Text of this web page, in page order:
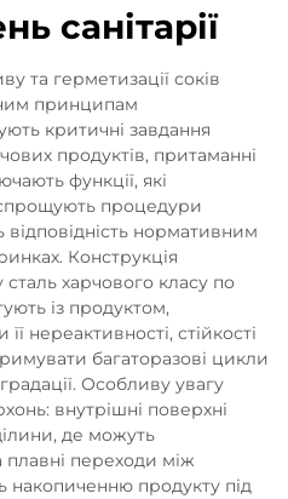
санітарії
та герметизації соків
принципам
критичні завдання
продуктів, притаманні
функції, які
спрощують процедури
нормативним
Конструкція
харчового класу по
із продуктом,
нереактивності, стійкості
багаторазові цикли
Особливу увагу
внутрішні поверхні
де можуть
плавні переходи між
накопиченню продукту під